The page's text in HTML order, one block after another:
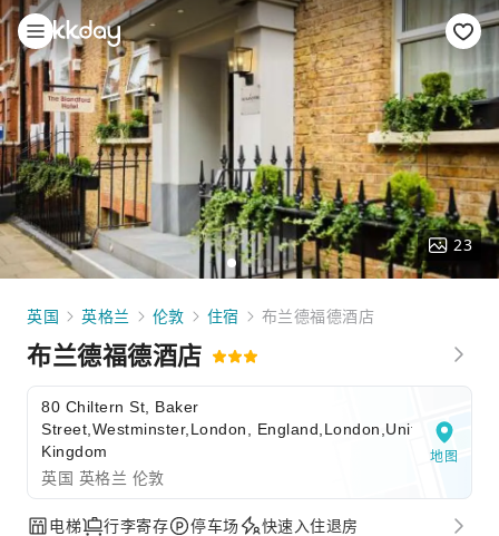
23
英国 英格兰 伦敦 住宿 布兰德福德酒店
布兰德福德酒店
80 Chiltern St, Baker
Street,Westminster,London, England,London,United
Kingdom
英国 英格兰 伦敦
地图
电梯 行李寄存 停车场 快速入住退房